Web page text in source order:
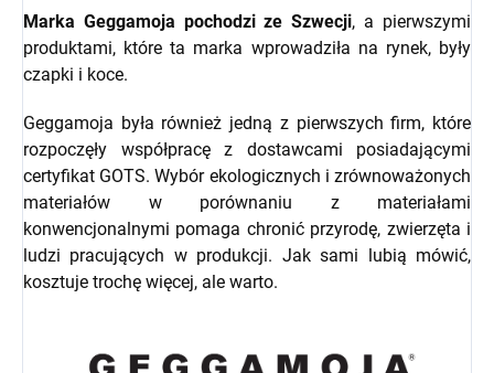
Marka Geggamoja pochodzi ze Szwecji, a pierwszymi
produktami, które ta marka wprowadziła na rynek, były
czapki i koce.
Geggamoja była również jedną z pierwszych firm, które
rozpoczęły współpracę z dostawcami posiadającymi
certyfikat GOTS. Wybór ekologicznych i zrównoważonych
materiałów w porównaniu z materiałami
konwencjonalnymi pomaga chronić przyrodę, zwierzęta i
ludzi pracujących w produkcji. Jak sami lubią mówić,
kosztuje trochę więcej, ale warto.